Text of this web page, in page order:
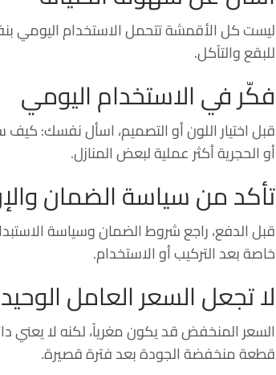
ليست كل الأقمشة تتحمل الاستخدام اليومي
للبقع والتآكل.
فكّر في الاستخدام اليومي
قبل اختيار اللون أو التصميم، اسأل نفسك:
أو الحجرية أكثر عملية لبعض المنازل.
تأكد من سياسة الضمان
قبل الدفع، راجع شروط الضمان وسياسة
خاصة بعد التركيب أو الاستخدام.
لا تجعل السعر العامل الوحيد
السعر المنخفض قد يكون مغرياً، لكنه لا
قطعة منخفضة الجودة بعد فترة قصيرة.